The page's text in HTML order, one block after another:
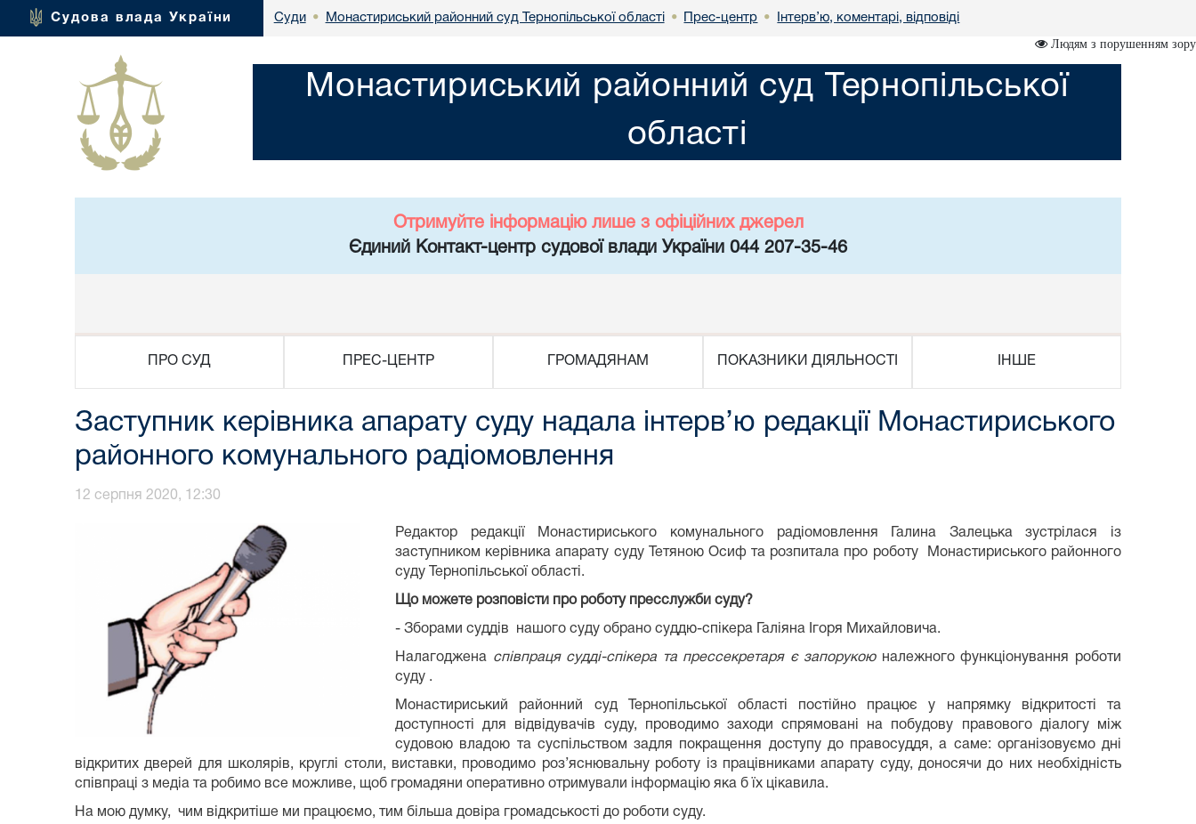
Судова влада України Суди • Монастириський районний суд Тернопільської області • Прес-центр • Інтерв’ю, коментарі, відповіді
Людям з порушенням зору
Монастириський районний суд Тернопільської
області
Отримуйте інформацію лише з офіційних джерел
Єдиний Контакт-центр судової влади України 044 207-35-46
ПРО СУД ПРЕС-ЦЕНТР ГРОМАДЯНАМ ПОКАЗНИКИ ДІЯЛЬНОСТІ ІНШЕ
Заступник керівника апарату суду надала інтерв’ю редакції Монастириського
районного комунального радіомовлення
12 серпня 2020, 12:30
Редактор редакції Монастириського комунального радіомовлення Галина Залецька зустрілася із
заступником керівника апарату суду Тетяною Осиф та розпитала про роботу Монастириського районного
суду Тернопільської області.
Що можете розповісти про роботу пресслужби суду?
- Зборами суддів нашого суду обрано суддю-спікера Галіяна Ігоря Михайловича.
Налагоджена співпраця судді-спікера та прессекретаря є запорукоюналежного функціонування роботи
суду .
Монастириський районний суд Тернопільської області постійно працює у напрямку відкритості та
доступності для відвідувачів суду, проводимо заходи спрямовані на побудову правового діалогу між
судовою владою та суспільством задля покращення доступу до правосуддя, а саме: організовуємо дні
відкритих дверей для школярів, круглі столи, виставки, проводимо роз’яснювальну роботу із працівниками апарату суду, доносячи до них необхідність
співпраці з медіа та робимо все можливе, щоб громадяни оперативно отримували інформацію яка б їх цікавила.
На мою думку, чим відкритіше ми працюємо, тим більша довіра громадськості до роботи суду.